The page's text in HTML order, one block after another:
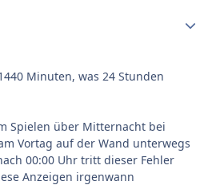
Minuten, was 24 Stunden
Spielen über Mitternacht bei
Vortag auf der Wand unterwegs
00:00 Uhr tritt dieser Fehler
Anzeigen irgenwann